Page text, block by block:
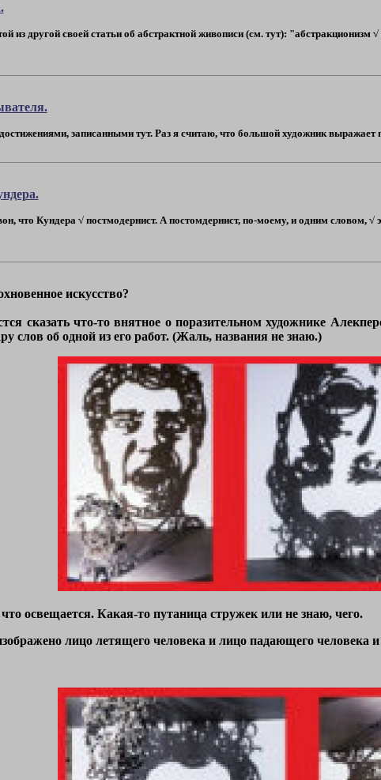
из другой своей статьи об абстрактной живописи (см. тут): "абстракционизм
записанными тут. Раз я считаю, что большой художник выражает
что Кундера √ постмодернист. А постомдернист, по-моему, и одним словом, √
искусство?
сказать что-то внятное о поразительном художнике
слов об одной из его работ. (Жаль, названия не знаю.)
освещается. Какая-то путаница стружек или не знаю, чего.
лицо летящего человека и лицо падающего человека